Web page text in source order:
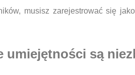
musisz zarejestrować się
umiejętności są